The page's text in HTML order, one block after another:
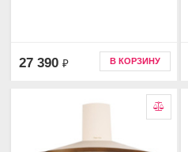
27 390 ₽ В КОРЗИНУ